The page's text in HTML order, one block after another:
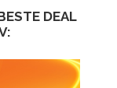
DEAL